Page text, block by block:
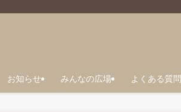
お知らせ みんなの広場 よくある質問